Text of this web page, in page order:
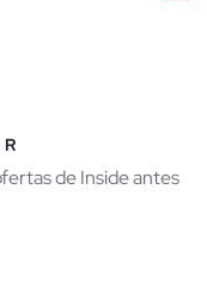
de Inside antes